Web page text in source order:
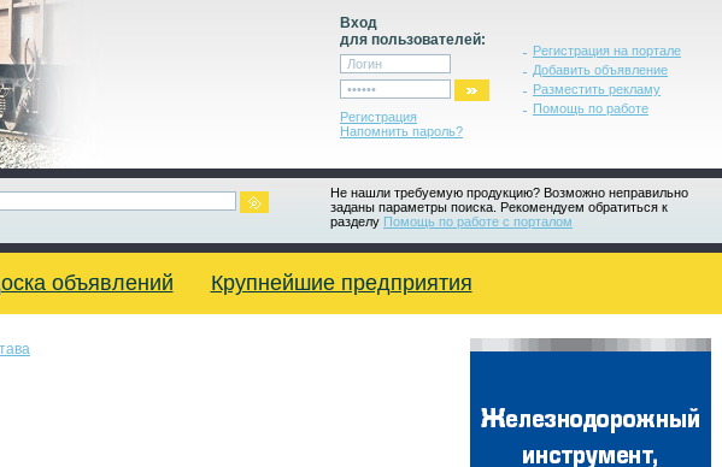
Вход
для пользователей:
Регистрация
Напомнить пароль?
Регистрация на портале
Добавить объявление
Разместить рекламу
Помощь по работе
Не нашли требуемую продукцию? Возможно неправильно
заданы параметры поиска. Рекомендуем обратиться к
разделу Помощь по работе с порталом
объявлений Крупнейшие предприятия